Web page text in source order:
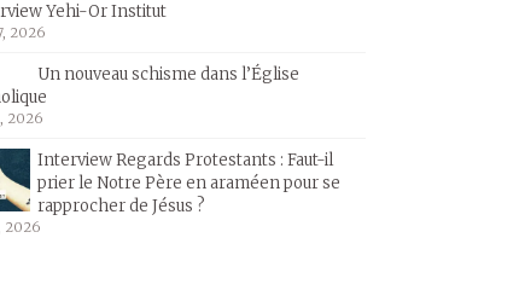
Yehi-Or Institut
2026
Un nouveau schisme dans l’Église
2026
Interview Regards Protestants : Faut-il
prier le Notre Père en araméen pour se
rapprocher de Jésus ?
2026